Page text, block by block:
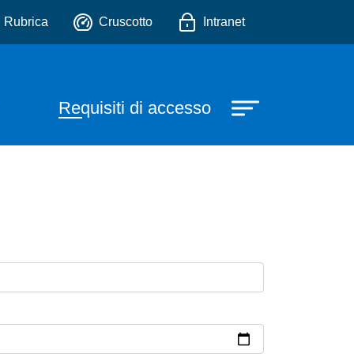
Rubrica Cruscotto Intranet
Requisiti di accesso